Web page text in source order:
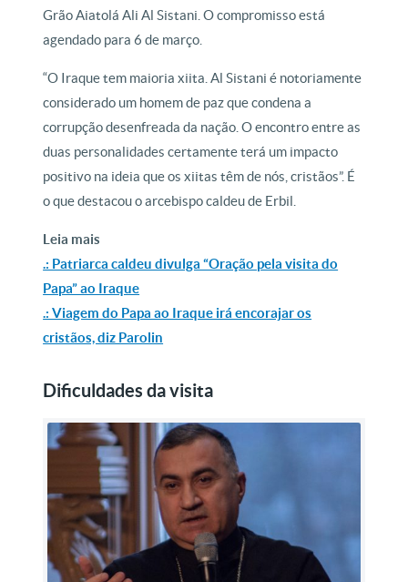
Grão Aiatolá Ali Al Sistani. O compromisso está
agendado para 6 de março.
“O Iraque tem maioria xiita. Al Sistani é notoriamente
considerado um homem de paz que condena a
corrupção desenfreada da nação. O encontro entre as
duas personalidades certamente terá um impacto
positivo na ideia que os xiitas têm de nós, cristãos”. É
o que destacou o arcebispo caldeu de Erbil.
Leia mais
.: Patriarca caldeu divulga “Oração pela visita do
Papa” ao Iraque
.: Viagem do Papa ao Iraque irá encorajar os
cristãos, diz Parolin
Dificuldades da visita